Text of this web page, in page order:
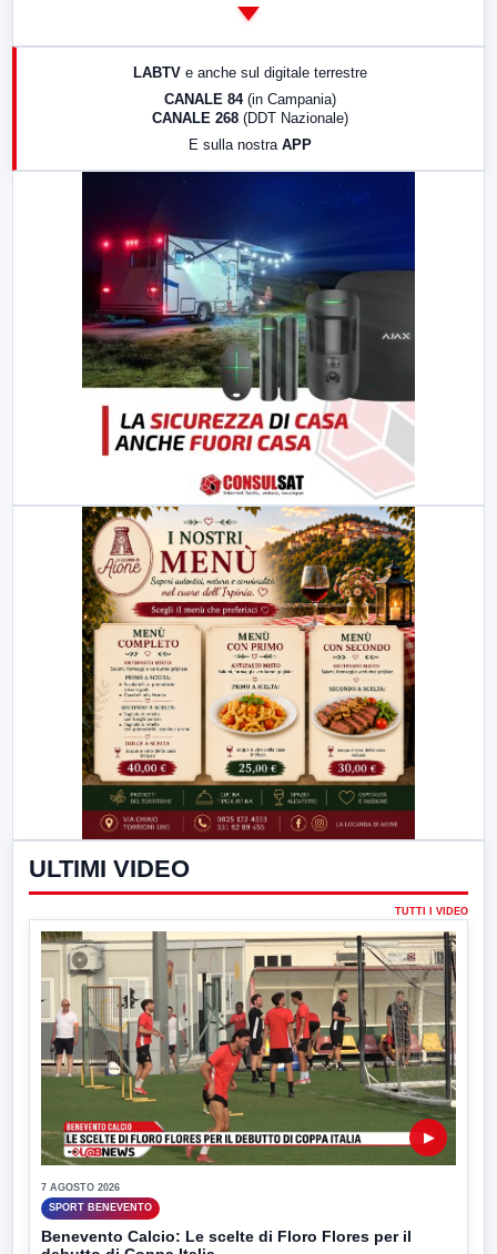
LABTV e anche sul digitale terrestre
CANALE 84 (in Campania)
CANALE 268 (DDT Nazionale)
E sulla nostra APP
ULTIMI VIDEO
TUTTI I VIDEO
▶
7 AGOSTO 2026
SPORT BENEVENTO
Benevento Calcio: Le scelte di Floro Flores per il